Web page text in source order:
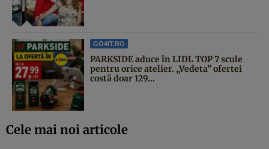
GO4IT.RO
PARKSIDE aduce în LIDL TOP 7 scule
pentru orice atelier. „Vedeta” ofertei
costă doar 129...
Cele mai noi articole